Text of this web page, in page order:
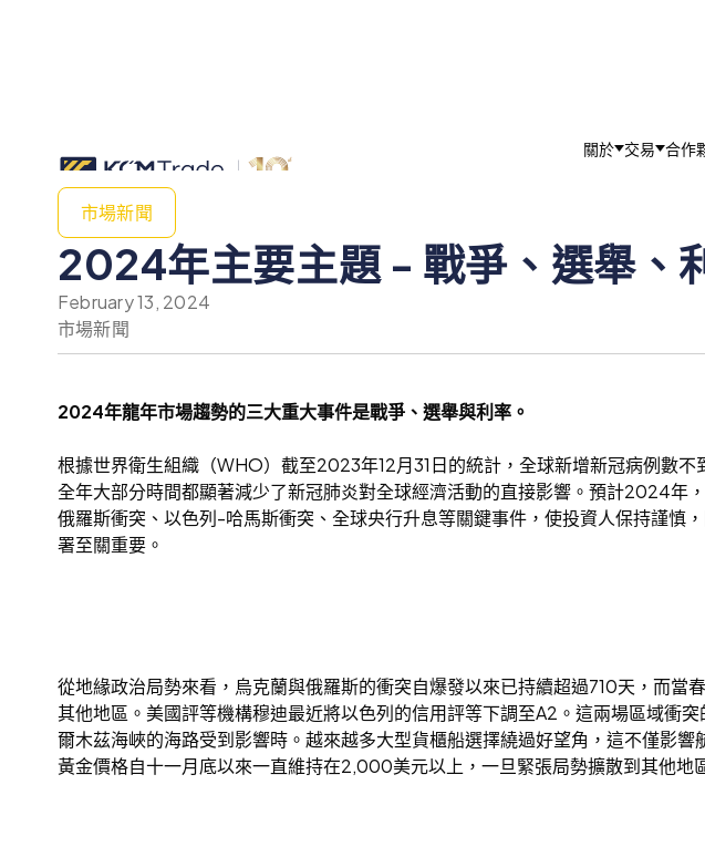
關於 交易 合作
市場新聞
2024年主要主題 - 戰爭、選舉、
February 13, 2024
市場新聞
2024年龍年市場趨勢的三大重大事件是戰爭、選舉與利率。
根據世界衛生組織（WHO）截至2023年12月31日的統計，全球新增新冠病例數
全年大部分時間都顯著減少了新冠肺炎對全球經濟活動的直接影響。預計2024年
俄羅斯衝突、以色列-哈馬斯衝突、全球央行升息等關鍵事件，使投資人保持謹慎
署至關重要。
從地緣政治局勢來看，烏克蘭與俄羅斯的衝突自爆發以來已持續超過710天，而
其他地區。美國評等機構穆迪最近將以色列的信用評等下調至A2。這兩場區域衝
爾木茲海峽的海路受到影響時。越來越多大型貨櫃船選擇繞過好望角，這不僅影
黃金價格自十一月底以來一直維持在2,000美元以上，一旦緊張局勢擴散到其他地